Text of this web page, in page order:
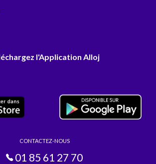
l'Application Alloj
CONTACTEZ-NOUS
01 85 61 27 70